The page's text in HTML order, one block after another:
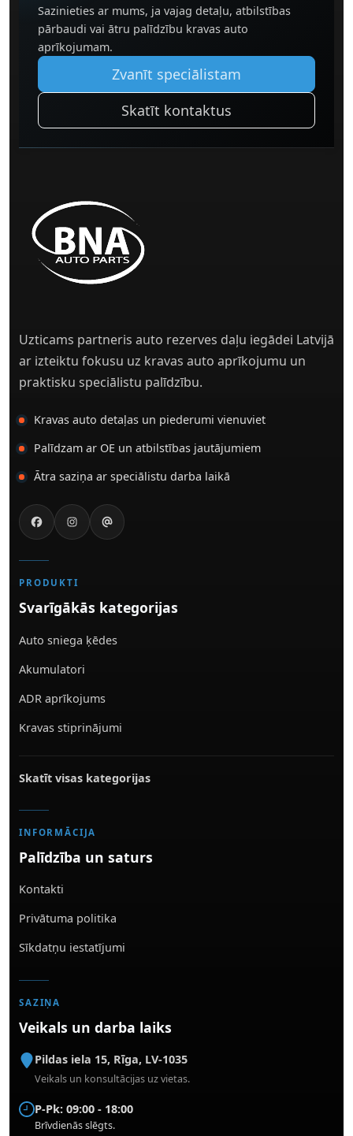
Sazinieties ar mums, ja vajag detaļu, atbilstības
pārbaudi vai ātru palīdzību kravas auto
aprīkojumam.
Zvanīt speciālistam
Skatīt kontaktus
Uzticams partneris auto rezerves daļu iegādei Latvijā
ar izteiktu fokusu uz kravas auto aprīkojumu un
praktisku speciālistu palīdzību.
Kravas auto detaļas un piederumi vienuviet
Palīdzam ar OE un atbilstības jautājumiem
Ātra saziņa ar speciālistu darba laikā
PRODUKTI
Svarīgākās kategorijas
Auto sniega ķēdes
Akumulatori
ADR aprīkojums
Kravas stiprinājumi
Skatīt visas kategorijas
INFORMĀCIJA
Palīdzība un saturs
Kontakti
Privātuma politika
Sīkdatņu iestatījumi
SAZIŅA
Veikals un darba laiks
Pildas iela 15, Rīga, LV-1035
Veikals un konsultācijas uz vietas.
P-Pk: 09:00 - 18:00
Brīvdienās slēgts.